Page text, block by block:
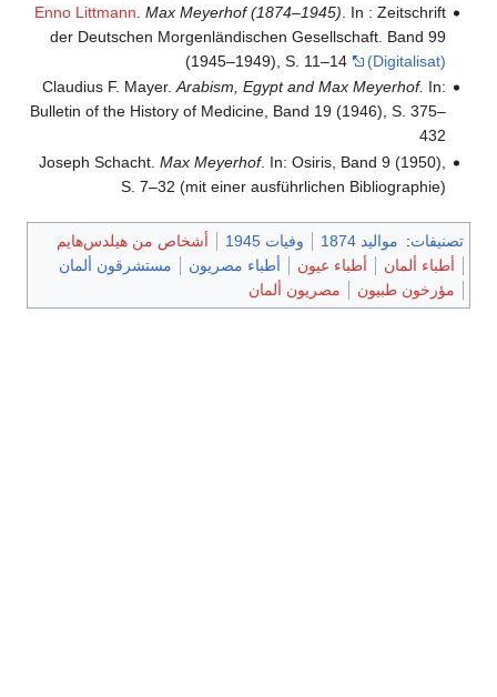
Enno Littmann Max Meyerhof (1874–1945) . In : Zeitschrift
der Deutschen Morgenländischen Gesellschaft. Band 99
(1945–1949), S. 11–14
(Digitalisat)
Claudius F. Mayer.Arabism, Egypt and Max Meyerhof. In:
Bulletin of the History of Medicine, Band 19 (1946), S. 375–
432
Joseph Schacht. Max Meyerhof. In: Osiris, Band 9 (1950),
S. 7–32 (mit einer ausführlichen Bibliographie)
تصنيفات: مواليد 1874 وفيات 1945
أشخاص من هيلدس‌هايم
أطباء ألمان
أطباء عيون أطباء مصريون
مستشرقون ألمان
مؤرخون طبيون
مصريون ألمان